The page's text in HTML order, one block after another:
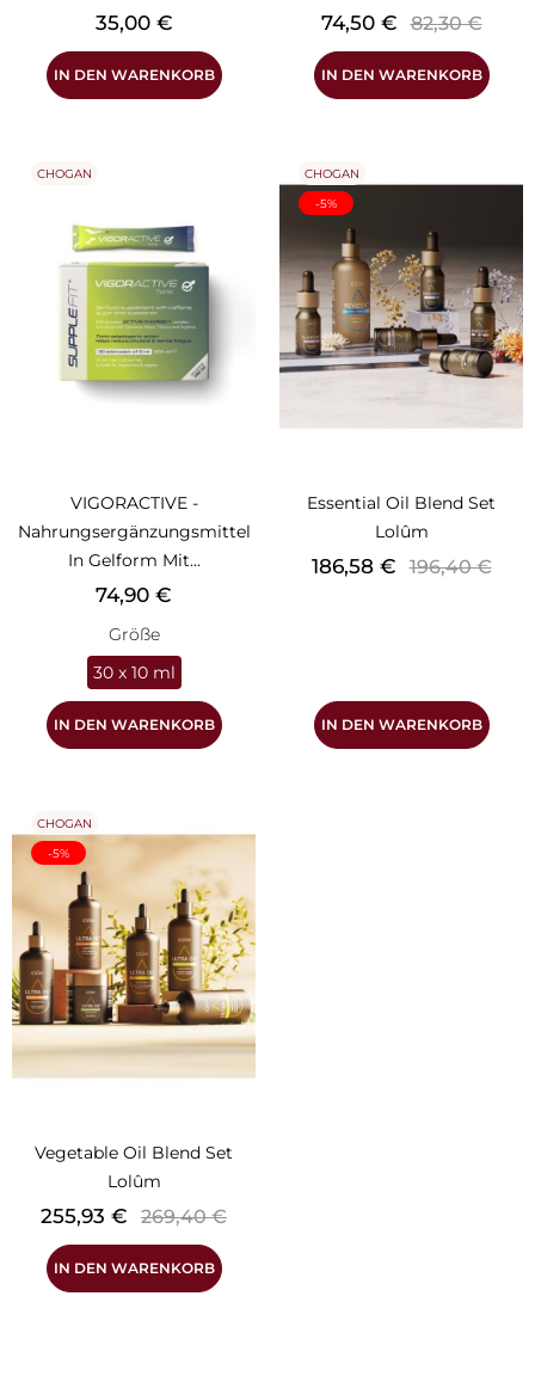
Preis
35,00 €
IN DEN WARENKORB
Preis
74,50 € 82,30 €
IN DEN WARENKORB
VIGORACTIVE -
Nahrungsergänzungsmittel
In Gelform Mit...
Preis
74,90 €
Größe
30 x 10 ml
IN DEN WARENKORB
CHOGAN
Essential Oil Blend Set
Lolûm
Preis
186,58 € 196,40 €
IN DEN WARENKORB
CHOGAN
-5%
Vegetable Oil Blend Set
Lolûm
Preis
255,93 € Verkaufspreis
269,40 €
IN DEN WARENKORB
CHOGAN
-5%